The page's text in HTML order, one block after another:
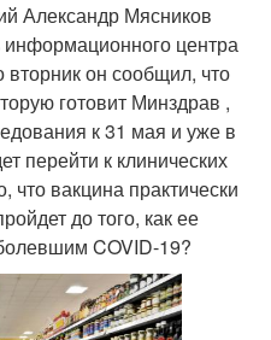
Александр Мясников
центра
вторник он сообщил, что
готовит Минздрав ,
к 31 мая и уже в
перейти к клинических
что вакцина практически
до того, как ее
COVID-19?